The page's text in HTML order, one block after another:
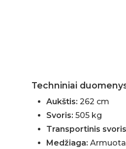
Techniniai
Aukštis: 262 cm
Svoris: 505 kg
Transportinis
Medžiaga: